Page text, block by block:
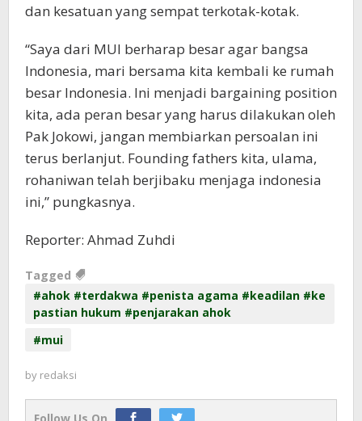
dan kesatuan yang sempat terkotak-kotak.
“Saya dari MUI berharap besar agar bangsa
Indonesia, mari bersama kita kembali ke rumah
besar Indonesia. Ini menjadi bargaining position
kita, ada peran besar yang harus dilakukan oleh
Pak Jokowi, jangan membiarkan persoalan ini
terus berlanjut. Founding fathers kita, ulama,
rohaniwan telah berjibaku menjaga indonesia
ini,” pungkasnya.
Reporter: Ahmad Zuhdi
Tagged
#ahok #terdakwa #penista agama #keadilan #ke
pastian hukum #penjarakan ahok
#mui
by redaksi
Follow Us On